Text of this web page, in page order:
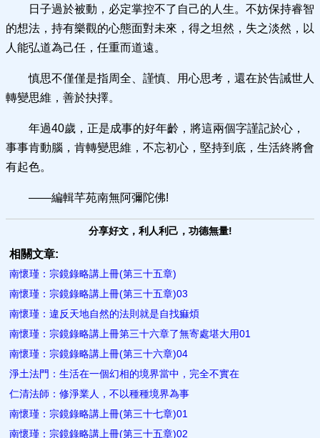
日子過於被動，必定掌控不了自己的人生。不妨保持睿智
的想法，持有樂觀的心態面對未來，得之坦然，失之淡然，以
人能弘道為己任，任重而道遠。
慎思不僅僅是指周全、謹慎、用心思考，還在於告誡世人
轉變思維，善於抉擇。
年過40歲，正是成事的好年齡，將這兩個字謹記於心，
事事肯動腦，肯轉變思維，不忘初心，堅持到底，生活終將會
有起色。
——編輯芊苑南無阿彌陀佛!
分享好文，利人利己，功德無量!
相關文章:
南懷瑾：宗鏡錄略講上冊(第三十五章)
南懷瑾：宗鏡錄略講上冊(第三十五章)03
南懷瑾：違反天地自然的法則就是自找痲煩
南懷瑾：宗鏡錄略講上冊第三十六章了無寄處堪大用01
南懷瑾：宗鏡錄略講上冊(第三十六章)04
淨土法門：生活在一個幻相的境界當中，完全不實在
仁清法師：修淨業人，不以種種境界為事
南懷瑾：宗鏡錄略講上冊(第三十七章)01
南懷瑾：宗鏡錄略講上冊(第三十五章)02